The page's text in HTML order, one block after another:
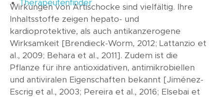
Therapeutenfinder
Wirkungen von Artischocke sind vielfältig. Ihre
Inhaltsstoffe zeigen hepato- und
kardioprotektive, als auch antikanzerogene
Wirksamkeit [Brendieck-Worm, 2012; Lattanzio et
al., 2009; Behara et al., 2011]. Zudem ist die
Pflanze für ihre antioxidativen, antimikrobiellen
und antiviralen Eigenschaften bekannt [Jiménez-
Escrig et al., 2003; Pereira et al., 2016; Elsebai et